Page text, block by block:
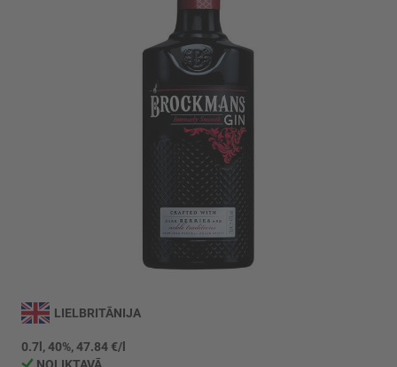
uz
galerijas
sākumu
LIELBRITĀNIJA
0.7l, 40%, 47.84 €/l